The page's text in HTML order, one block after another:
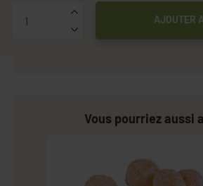
AJOUTER
Vous pourriez aussi